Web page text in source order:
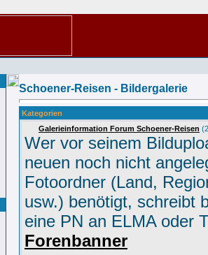
Schoener-Reisen - Bildergalerie
Kategorien
Galerieinformation Forum Schoener-Reisen
Wer vor seinem
neuen noch nicht
Fotoordner (Land,
usw.) benötigt, schreibt
eine PN an ELMA oder
Forenbanner